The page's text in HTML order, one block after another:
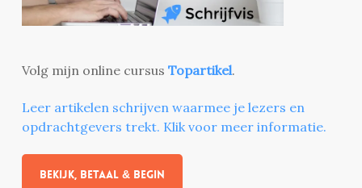
Volg mijn online cursus Topartikel.
Leer artikelen schrijven waarmee je lezers en
opdrachtgevers trekt. Klik voor meer informatie.
Bekijk, betaal & begin